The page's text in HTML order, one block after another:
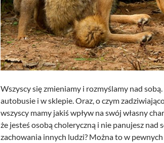
Wszyscy się zmieniamy i rozmyślamy nad
autobusie i w sklepie. Oraz, o czym
wszyscy mamy jakiś wpływ na swój własny
że jesteś osobą choleryczną i nie panujesz nad
zachowania innych ludzi? Można to w